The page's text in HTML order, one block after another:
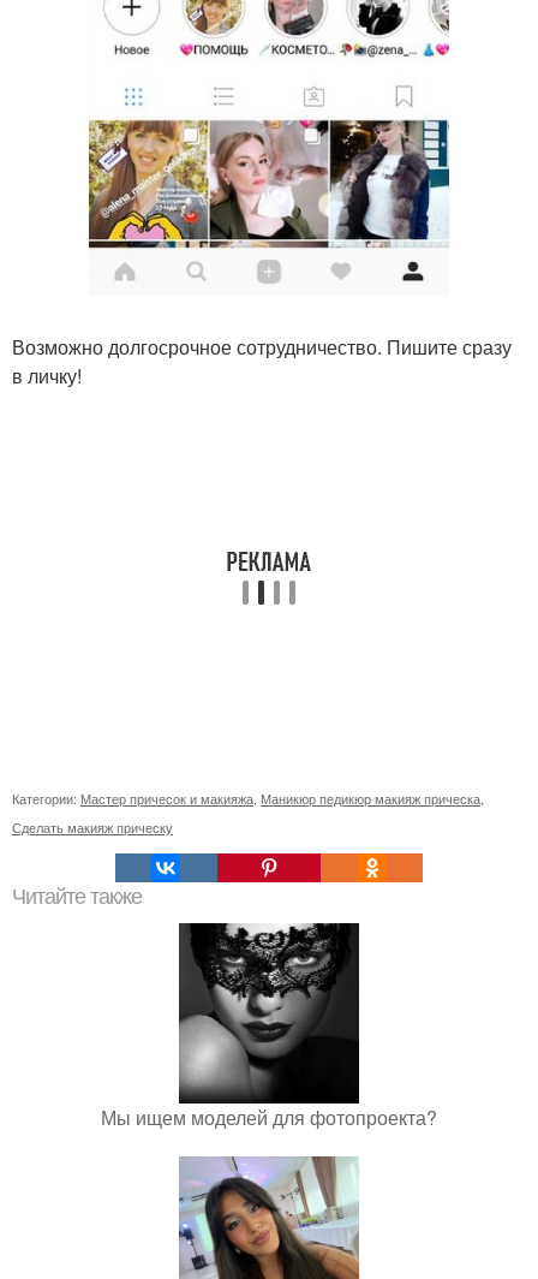
Возможно долгосрочное сотрудничество. Пишите сразу
в личку!
Категории: Мастер причесок и макияжа Маникюр педикюр макияж прическа
Сделать макияж прическу
Читайте также
Мы ищем моделей для фотопроекта?